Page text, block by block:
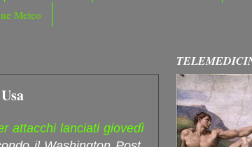
Meteo
attacchi lanciati giovedì